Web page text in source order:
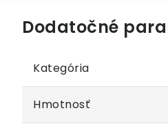
Dodatočné
Kategória
Hmotnosť